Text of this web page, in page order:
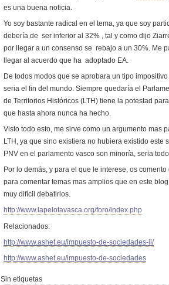
es una buena noticia.
Yo soy bastante radical en el tema, ya que soy
debería de ser inferior al 32% , tal y como dijo
por llegar a un consenso se rebajo a un 30%. Me
llegar al acuerdo que ha adoptado EA.
De todos modos que se aprobara un tipo
seria el fin del mundo. Siempre quedaría el
de Territorios Históricos (LTH) tiene la potestad
que hasta ahora nunca ha hecho.
Visto todo esto, me sirve como un argumento mas
LTH, ya que sino existiera no hubiera existido
PNV en el parlamento vasco son minoría, seria
Por lo demás, y para el que le interese, os
para comentar temas mas amplios que en este
muy difícil debatirlos.
http://www.lapelotavasca.org/foro/index.php
Relacionados:
http://www.ashet.eu/impuesto-de-sociedades-ii/
http://www.ashet.eu/impuesto-de-sociedades
Sin etiquetas